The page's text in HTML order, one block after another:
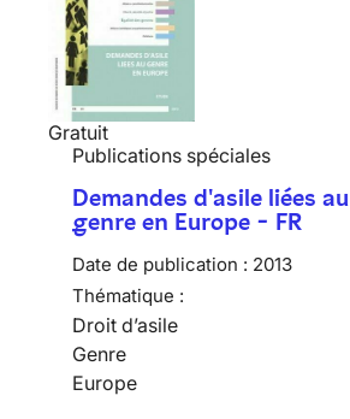
Gratuit
Publications spéciales
Demandes d'asile liées au
genre en Europe - FR
Date de publication : 2013
Thématique :
Droit d’asile
Genre
Europe